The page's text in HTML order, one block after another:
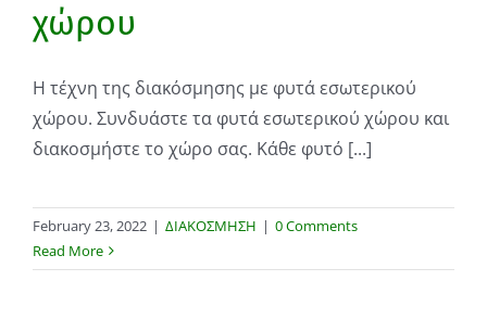
χώρου
Η τέχνη της διακόσμησης με φυτά εσωτερικού
χώρου. Συνδυάστε τα φυτά εσωτερικού χώρου και
διακοσμήστε το χώρο σας. Κάθε φυτό [...]
February 23, 2022 | ΔΙΑΚΟΣΜΗΣΗ | 0 Comments
Read More